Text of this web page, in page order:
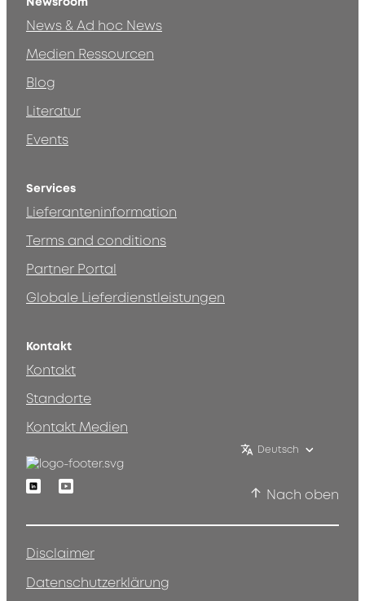
News & Ad hoc News
Medien Ressourcen
Blog
Literatur
Events
Services
Lieferanteninformation
Terms and conditions
Partner Portal
Globale Lieferdienstleistungen
Kontakt
Kontakt
Standorte
Kontakt Medien
Deutsch
LinkedinYoutube
Nach oben
Disclaimer
Datenschutzerklärung